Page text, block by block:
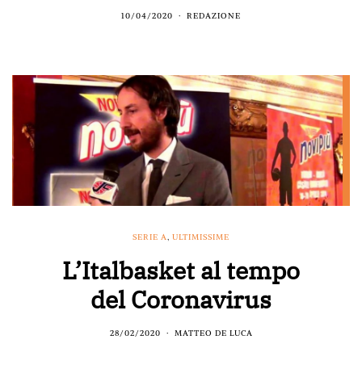
10/04/2020 REDAZIONE
SERIE A, ULTIMISSIME
L’Italbasket al tempo
del Coronavirus
28/02/2020 MATTEO DE LUCA